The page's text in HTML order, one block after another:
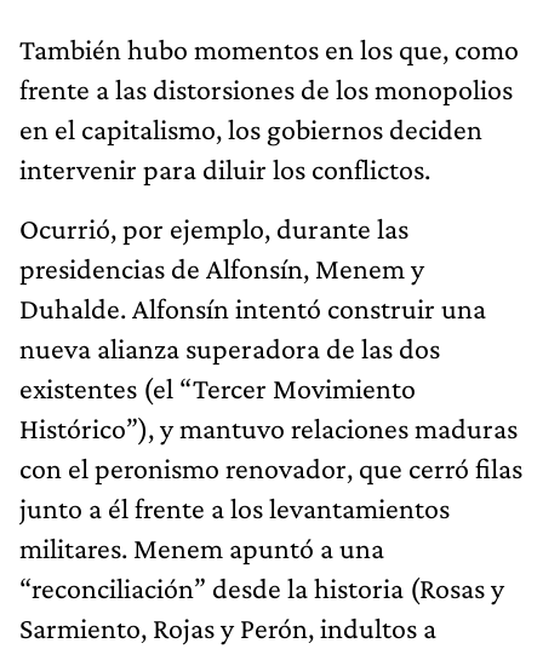
También hubo momentos en los que, como
frente a las distorsiones de los monopolios
en el capitalismo, los gobiernos deciden
intervenir para diluir los conflictos.
Ocurrió, por ejemplo, durante las
presidencias de Alfonsín, Menem y
Duhalde. Alfonsín intentó construir una
nueva alianza superadora de las dos
existentes (el “Tercer Movimiento
Histórico”), y mantuvo relaciones maduras
con el peronismo renovador, que cerró filas
junto a él frente a los levantamientos
militares. Menem apuntó a una
“reconciliación” desde la historia (Rosas y
Sarmiento, Rojas y Perón, indultos a